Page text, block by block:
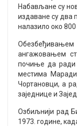
Набављане су
издаване су два
налазило око 800
ангажовањем
почиње да ради
местима
Чортановци, а
заједнице и
Озбиљнији рад
1973. године,